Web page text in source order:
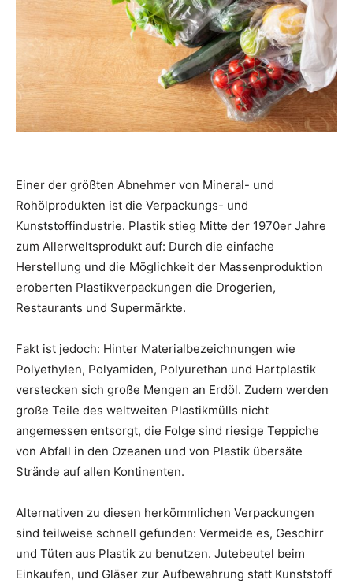
Einer der größten Abnehmer von Mineral- und
Rohölprodukten ist die Verpackungs- und
Kunststoffindustrie. Plastik stieg Mitte der 1970er Jahre
zum Allerweltsprodukt auf: Durch die einfache
Herstellung und die Möglichkeit der Massenproduktion
eroberten Plastikverpackungen die Drogerien,
Restaurants und Supermärkte.
Fakt ist jedoch: Hinter Materialbezeichnungen wie
Polyethylen, Polyamiden, Polyurethan und Hartplastik
verstecken sich große Mengen an Erdöl. Zudem werden
große Teile des weltweiten Plastikmülls nicht
angemessen entsorgt, die Folge sind riesige Teppiche
von Abfall in den Ozeanen und von Plastik übersäte
Strände auf allen Kontinenten.
Alternativen zu diesen herkömmlichen Verpackungen
sind teilweise schnell gefunden: Vermeide es, Geschirr
und Tüten aus Plastik zu benutzen. Jutebeutel beim
Einkaufen, und Gläser zur Aufbewahrung statt Kunststoff